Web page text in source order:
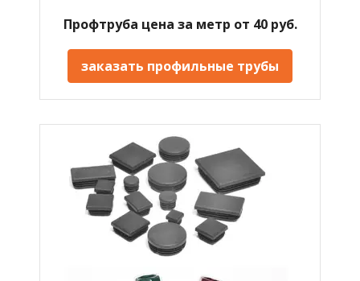
Профтруба цена за метр от 40 руб.
заказать профильные трубы